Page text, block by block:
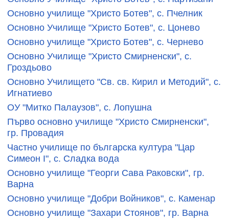
Основно училище "Христо Ботев", с. Пчелник
Основно Училище "Христо Ботев", с. Цонево
Основно училище "Христо Ботев", с. Чернево
Основно Училище "Христо Смирненски", с.
Гроздьово
Основно Училището "Св. св. Кирил и Методий", с.
Игнатиево
ОУ "Митко Палаузов", с. Лопушна
Първо основно училище "Христо Смирненски",
гр. Провадия
Частно училище по българска култура "Цар
Симеон I", с. Сладка вода
Основно училище "Георги Сава Раковски", гр.
Варна
Основно училище "Добри Войников", с. Каменар
Основно училище "Захари Стоянов", гр. Варна